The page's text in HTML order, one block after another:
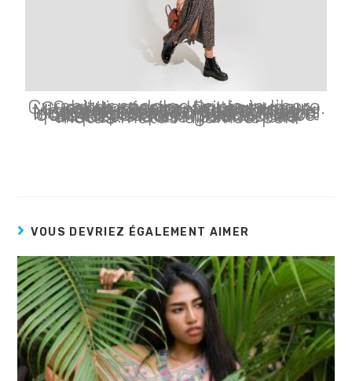
Curabitur sodales ligula in libero. Sed dignissim lacinia nunc. Curabitur tortor. Pellentesque nibh. Aenean quam. In scelerisque sem at dolor. Maecenas mattis. Sed convallis tristique sem. Proin ut ligula vel nunc egestas porttitor. Morbi lectus risus, iaculis vel, suscipit quis, luctus non, massa. Fusce ac turpis quis ligula lacinia aliquet. Mauris ipsum nulla metus metus ullamcorper.
VOUS DEVRIEZ ÉGALEMENT AIMER